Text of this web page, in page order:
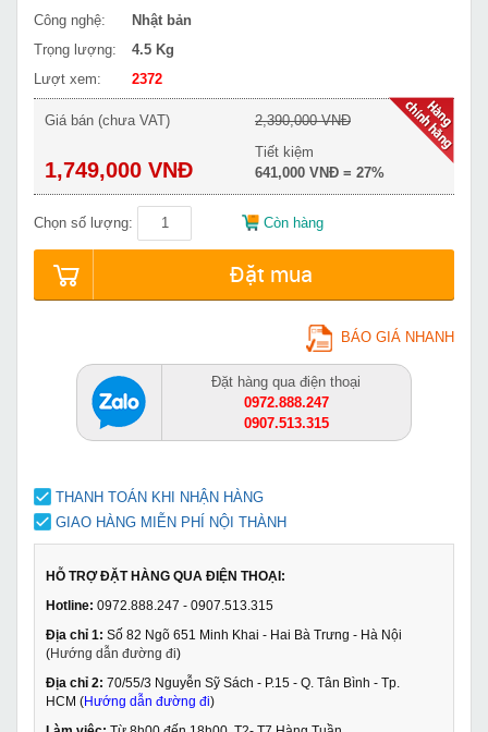
Công nghệ:
Nhật bản
Trọng lượng:
4.5 Kg
Lượt xem:
2372
Giá bán (chưa VAT)
1,749,000 VNĐ
2,390,000 VNĐ
Tiết kiệm
641,000 VNĐ = 27%
Chọn số lượng: Còn hàng
Đặt mua
BÁO GIÁ NHANH
Đặt hàng qua điện thoại
0972.888.247
0907.513.315
THANH TOÁN KHI NHẬN HÀNG
GIAO HÀNG MIỄN PHÍ NỘI THÀNH
HỖ TRỢ ĐẶT HÀNG QUA ĐIỆN THOẠI:
Hotline: 0972.888.247 - 0907.513.315
Địa chỉ 1: Số 82 Ngõ 651 Minh Khai - Hai Bà Trưng - Hà Nội
(Hướng dẫn đường đi)
Địa chỉ 2: 70/55/3 Nguyễn Sỹ Sách - P.15 - Q. Tân Bình - Tp.
HCM (Hướng dẫn đường đi)